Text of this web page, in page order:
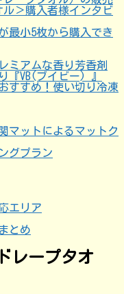
＞購入者様インタビ
最小5枚から購入でき
ミアムな香り芳香剤
『VB(ブイビー) 』
おすすめ！使い切り冷凍
マットによるマットク
グプラン
エリア
とめ
レープタオ